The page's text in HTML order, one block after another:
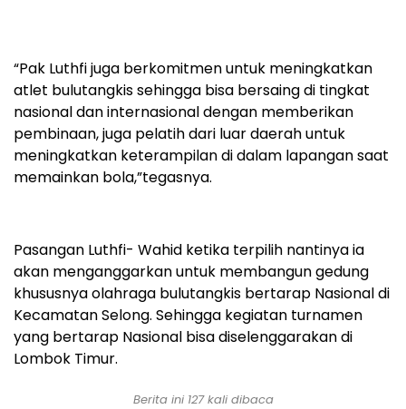
“Pak Luthfi juga berkomitmen untuk meningkatkan
atlet bulutangkis sehingga bisa bersaing di tingkat
nasional dan internasional dengan memberikan
pembinaan, juga pelatih dari luar daerah untuk
meningkatkan keterampilan di dalam lapangan saat
memainkan bola,”tegasnya.
Pasangan Luthfi- Wahid ketika terpilih nantinya ia
akan menganggarkan untuk membangun gedung
khususnya olahraga bulutangkis bertarap Nasional di
Kecamatan Selong. Sehingga kegiatan turnamen
yang bertarap Nasional bisa diselenggarakan di
Lombok Timur.
Berita ini 127 kali dibaca